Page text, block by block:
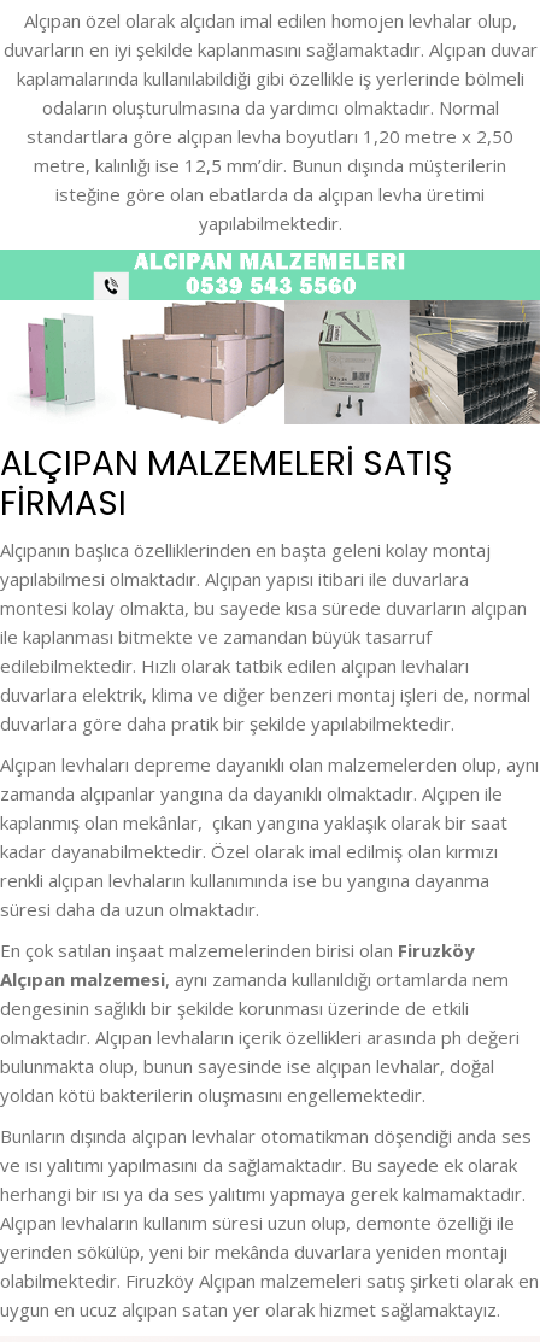
Alçıpan özel olarak alçıdan imal edilen homojen levhalar olup,
duvarların en iyi şekilde kaplanmasını sağlamaktadır. Alçıpan duvar
kaplamalarında kullanılabildiği gibi özellikle iş yerlerinde bölmeli
odaların oluşturulmasına da yardımcı olmaktadır. Normal
standartlara göre alçıpan levha boyutları 1,20 metre x 2,50
metre, kalınlığı ise 12,5 mm’dir. Bunun dışında müşterilerin
isteğine göre olan ebatlarda da alçıpan levha üretimi
yapılabilmektedir.
ALÇIPAN MALZEMELERI SATIŞ
FİRMASI
Alçıpanın başlıca özelliklerinden en başta geleni kolay montaj
yapılabilmesi olmaktadır. Alçıpan yapısı itibari ile duvarlara
montesi kolay olmakta, bu sayede kısa sürede duvarların alçıpan
ile kaplanması bitmekte ve zamandan büyük tasarruf
edilebilmektedir. Hızlı olarak tatbik edilen alçıpan levhaları
duvarlara elektrik, klima ve diğer benzeri montaj işleri de, normal
duvarlara göre daha pratik bir şekilde yapılabilmektedir.
Alçıpan levhaları depreme dayanıklı olan malzemelerden olup, aynı
zamanda alçıpanlar yangına da dayanıklı olmaktadır. Alçıpen ile
kaplanmış olan mekânlar, çıkan yangına yaklaşık olarak bir saat
kadar dayanabilmektedir. Özel olarak imal edilmiş olan kırmızı
renkli alçıpan levhaların kullanımında ise bu yangına dayanma
süresi daha da uzun olmaktadır.
En çok satılan inşaat malzemelerinden birisi olan Firuzköy
Alçıpan malzemesi, aynı zamanda kullanıldığı ortamlarda nem
dengesinin sağlıklı bir şekilde korunması üzerinde de etkili
olmaktadır. Alçıpan levhaların içerik özellikleri arasında ph değeri
bulunmakta olup, bunun sayesinde ise alçıpan levhalar, doğal
yoldan kötü bakterilerin oluşmasını engellemektedir.
Bunların dışında alçıpan levhalar otomatikman döşendiği anda ses
ve ısı yalıtımı yapılmasını da sağlamaktadır. Bu sayede ek olarak
herhangi bir ısı ya da ses yalıtımı yapmaya gerek kalmamaktadır.
Alçıpan levhaların kullanım süresi uzun olup, demonte özelliği ile
yerinden sökülüp, yeni bir mekânda duvarlara yeniden montajı
olabilmektedir. Firuzköy Alçıpan malzemeleri satış şirketi olarak en
uygun en ucuz alçıpan satan yer olarak hizmet sağlamaktayız.